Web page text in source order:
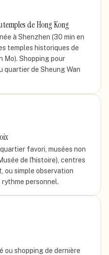
temples de Hong Kong
à Shenzhen (30 min en
temples historiques de
Mo). Shopping pour
quartier de Sheung Wan
favori, musées non
de l'histoire), centres
ou simple observation
personnel.
ou shopping de dernière